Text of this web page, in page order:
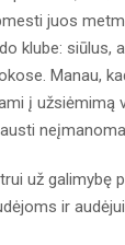
juos
klube:
Manau,
į užsiėmimą
už
ir